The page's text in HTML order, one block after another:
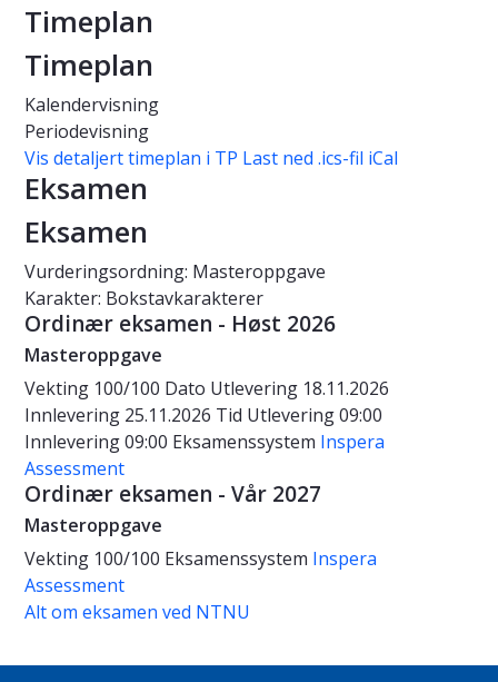
Timeplan
Timeplan
Kalendervisning
Periodevisning
Vis detaljert timeplan i TP Last ned .ics-fil iCal
Eksamen
Eksamen
Vurderingsordning: Masteroppgave
Karakter: Bokstavkarakterer
Ordinær eksamen - Høst 2026
Masteroppgave
Vekting 100/100 Dato Utlevering 18.11.2026
Innlevering 25.11.2026 Tid Utlevering 09:00
Innlevering 09:00 Eksamenssystem Inspera
Assessment
Ordinær eksamen - Vår 2027
Masteroppgave
Vekting 100/100 Eksamenssystem Inspera
Assessment
Alt om eksamen ved NTNU